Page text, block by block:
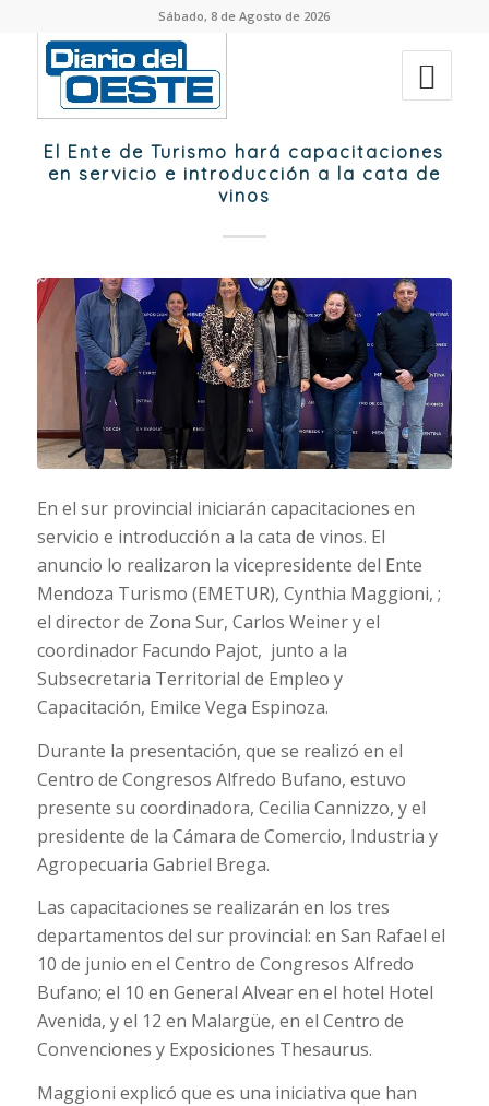
Sábado, 8 de Agosto de 2026
El Ente de Turismo hará capacitaciones
en servicio e introducción a la cata de
vinos
En el sur provincial iniciarán capacitaciones en
servicio e introducción a la cata de vinos. El
anuncio lo realizaron la vicepresidente del Ente
Mendoza Turismo (EMETUR), Cynthia Maggioni, ;
el director de Zona Sur, Carlos Weiner y el
coordinador Facundo Pajot, junto a la
Subsecretaria Territorial de Empleo y
Capacitación, Emilce Vega Espinoza.
Durante la presentación, que se realizó en el
Centro de Congresos Alfredo Bufano, estuvo
presente su coordinadora, Cecilia Cannizzo, y el
presidente de la Cámara de Comercio, Industria y
Agropecuaria Gabriel Brega.
Las capacitaciones se realizarán en los tres
departamentos del sur provincial: en San Rafael el
10 de junio en el Centro de Congresos Alfredo
Bufano; el 10 en General Alvear en el hotel Hotel
Avenida, y el 12 en Malargüe, en el Centro de
Convenciones y Exposiciones Thesaurus.
Maggioni explicó que es una iniciativa que han